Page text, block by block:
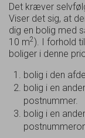
Det kræver
Viser det sig, at
dig en bolig med
10 m2). I forhold
boliger i denne
bolig i den
bolig i en
postnummer.
bolig i en